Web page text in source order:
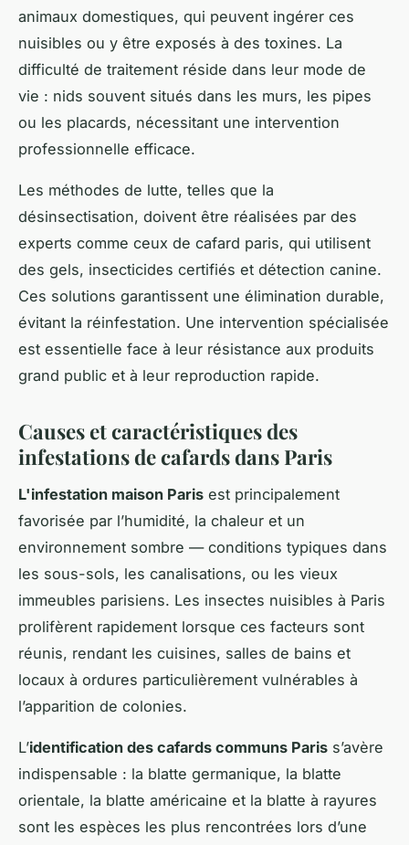
animaux domestiques, qui peuvent ingérer ces
nuisibles ou y être exposés à des toxines. La
difficulté de traitement réside dans leur mode de
vie : nids souvent situés dans les murs, les pipes
ou les placards, nécessitant une intervention
professionnelle efficace.
Les méthodes de lutte, telles que la
désinsectisation, doivent être réalisées par des
experts comme ceux de cafard paris, qui utilisent
des gels, insecticides certifiés et détection canine.
Ces solutions garantissent une élimination durable,
évitant la réinfestation. Une intervention spécialisée
est essentielle face à leur résistance aux produits
grand public et à leur reproduction rapide.
Causes et caractéristiques des
infestations de cafards dans Paris
L'infestation maison Paris est principalement
favorisée par l’humidité, la chaleur et un
environnement sombre — conditions typiques dans
les sous-sols, les canalisations, ou les vieux
immeubles parisiens. Les insectes nuisibles à Paris
prolifèrent rapidement lorsque ces facteurs sont
réunis, rendant les cuisines, salles de bains et
locaux à ordures particulièrement vulnérables à
l’apparition de colonies.
L’identification des cafards communs Paris s’avère
indispensable : la blatte germanique, la blatte
orientale, la blatte américaine et la blatte à rayures
sont les espèces les plus rencontrées lors d’une